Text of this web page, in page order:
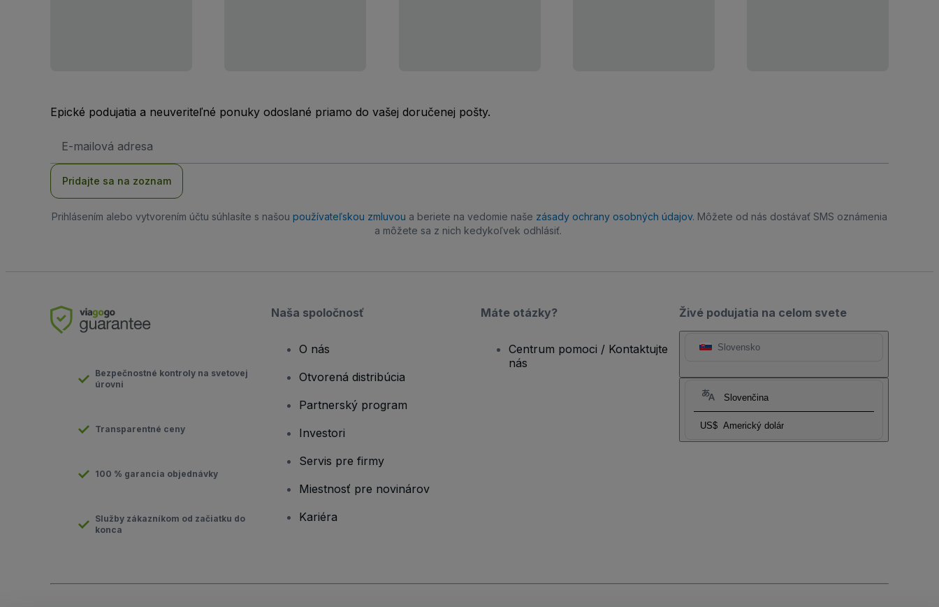
Epické podujatia a neuveriteľné ponuky odoslané priamo do vašej doručenej pošty.
mailová
Pridajte sa na zoznam
Prihlásením alebo vytvorením účtu súhlasíte s našou používateľskou zmluvou a beriete na vedomie naše zásady ochrany osobných údajov. Môžete od nás dostávať SMS oznámenia
a môžete sa z nich kedykoľvek odhlásiť.
Živé podujatia na celom svete
Slovensko
Slovenčina
US$ Americký dolár
Bezpečnostné kontroly na svetovej
úrovni
Transparentné ceny
100 % garancia objednávky
Služby zákazníkom od začiatku do
konca
Naša spoločnosť
O nás
Otvorená distribúcia
Partnerský program
Investori
Servis pre firmy
Miestnosť pre novinárov
Kariéra
Máte otázky?
Centrum pomoci / Kontaktujte
nás